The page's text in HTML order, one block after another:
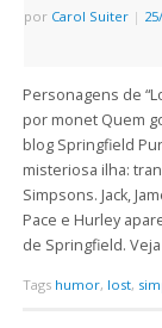
por Carol Suiter |
Personagens de
por monet Quem
blog Springfield
misteriosa ilha:
Simpsons. Jack,
Pace e Hurley
de Springfield.
Tags humor, lost,